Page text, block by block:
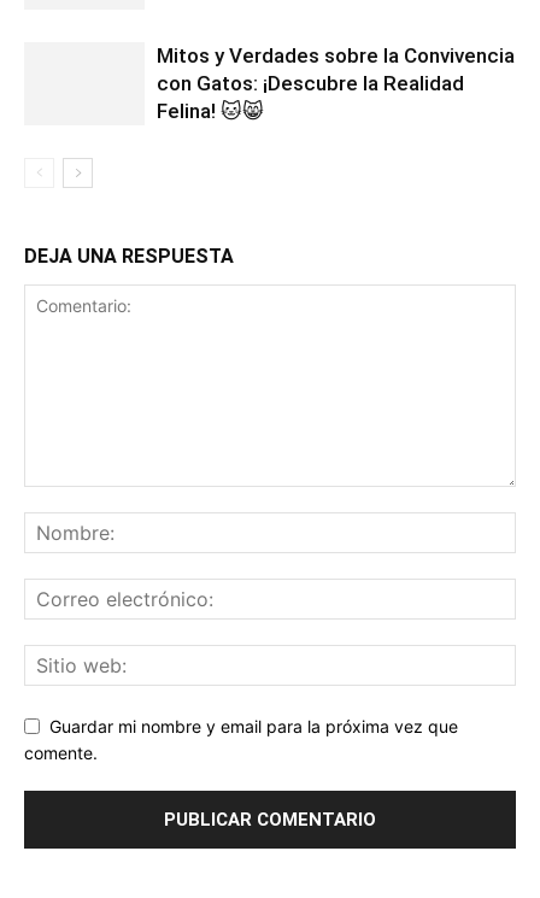
Mitos y Verdades sobre la Convivencia
con Gatos: ¡Descubre la Realidad
Felina! 🐱😸
DEJA UNA RESPUESTA
Guardar mi nombre y email para la próxima vez que
comente.